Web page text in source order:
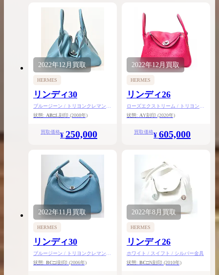
2022年12月 買取
HERMES
リンディ30
ブルージーン / トリヨンクレマンス
/ シルバー金具
状態: AB□L刻印 (2008年)
買取価格¥ 250,000
2022年12月買取
HERMES
リンディ26
ローズエクストリーム / トリヨンク
レマンス / シルバー金具
状態: AY刻印 (2020年)
買取価格¥ 605,000
2022年11月 買取
HERMES
リンディ30
ブルージーン / トリヨンクレマンス
/ シルバー金具
状態: BC□J刻印 (2006年)
2022年8月 買取
HERMES
リンディ26
ホワイト / スイフト / シルバー金具
状態: BC□N刻印 (2010年)